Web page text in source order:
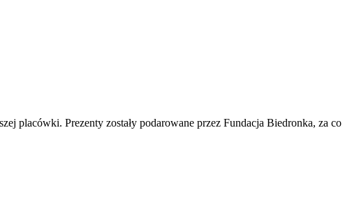
placówki. Prezenty zostały podarowane przez Fundacja Biedronka, za co